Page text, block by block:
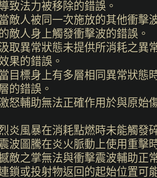
致法力被移除的錯誤。
敵人被同一次施放的其他衝擊
敵人身上觸發衝擊波的錯誤。
取異常狀態未提供所消耗之異
果的錯誤。
目標身上有多層相同異常狀態
的錯誤。
怒輔助無法正確作用於與原始
炎風暴在消耗點燃時未能觸發
波圖騰在炎火脈動上使用重擊
敵之掌無法與衝擊震波輔助正
鎖或投射物返回的起始位置可